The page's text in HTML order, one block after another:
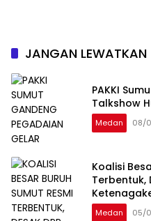
JANGAN LEWATKAN
PAKKI
Talkshow
Medan 08/
Koalisi
Terbentuk,
Sulam,
Medan 05/